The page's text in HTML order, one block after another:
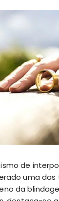
de
uma das
da